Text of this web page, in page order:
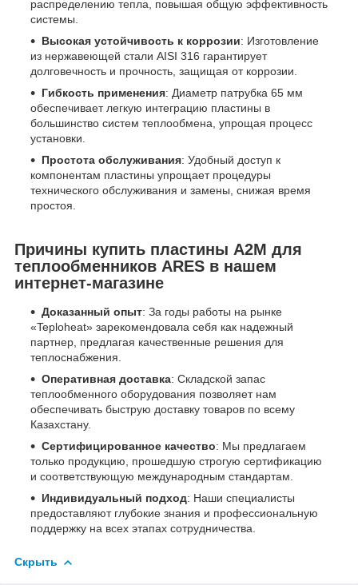
распределению тепла, повышая общую эффективность
системы.
Высокая устойчивость к коррозии: Изготовление
из нержавеющей стали AISI 316 гарантирует
долговечность и прочность, защищая от коррозии.
Гибкость применения: Диаметр патрубка 65 мм
обеспечивает легкую интеграцию пластины в
большинство систем теплообмена, упрощая процесс
установки.
Простота обслуживания: Удобный доступ к
компонентам пластины упрощает процедуры
технического обслуживания и замены, снижая время
простоя.
Причины купить пластины A2M для
теплообменников ARES в нашем
интернет-магазине
Доказанный опыт: За годы работы на рынке
«Teploheat» зарекомендовала себя как надежный
партнер, предлагая качественные решения для
теплоснабжения.
Оперативная доставка: Складской запас
теплообменного оборудования позволяет нам
обеспечивать быструю доставку товаров по всему
Казахстану.
Сертифицированное качество: Мы предлагаем
только продукцию, прошедшую строгую сертификацию
и соответствующую международным стандартам.
Индивидуальный подход: Наши специалисты
предоставляют глубокие знания и профессиональную
поддержку на всех этапах сотрудничества.
Скрыть